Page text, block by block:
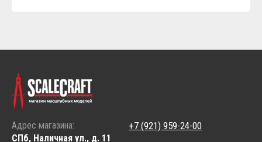
Адрес магазина:
СПб, Наличная ул., д. 11
+7 (921) 959-24-00